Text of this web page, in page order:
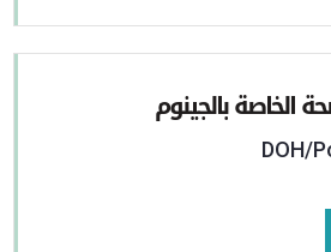
الخاصة بالجينوم
DOH/